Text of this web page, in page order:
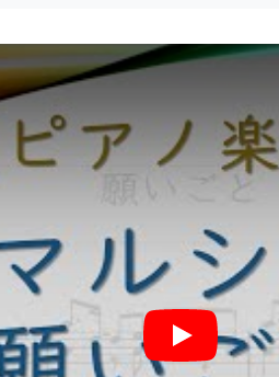
願いごと (TV